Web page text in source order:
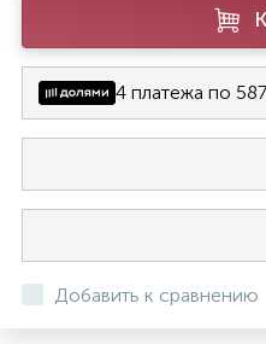
4 платежа по
Добавить к сравнению